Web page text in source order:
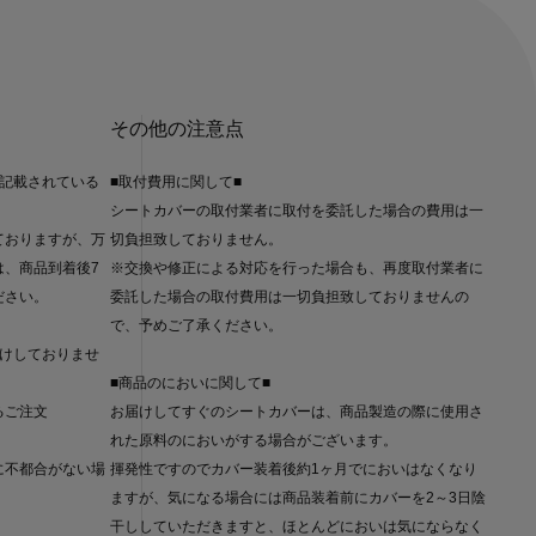
載されている
おりますが、万
商品到着後7
い。
しておりませ
ご注文
不都合がない場
その他の注意点
■取付費用に関して■
シートカバーの取付業者に取付を委託した場合の費用は一
切負担致しておりません。
※交換や修正による対応を行った場合も、再度取付業者に
委託した場合の取付費用は一切負担致しておりませんの
で、予めご了承ください。
■商品のにおいに関して■
お届けしてすぐのシートカバーは、商品製造の際に使用さ
れた原料のにおいがする場合がございます。
揮発性ですのでカバー装着後約1ヶ月でにおいはなくなり
ますが、気になる場合には商品装着前にカバーを2～3日陰
干ししていただきますと、ほとんどにおいは気にならなく